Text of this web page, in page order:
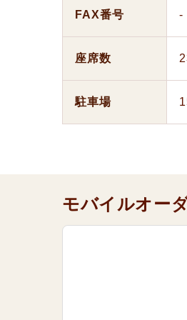
FAX番号 -
座席数
駐車場
モバイルオー